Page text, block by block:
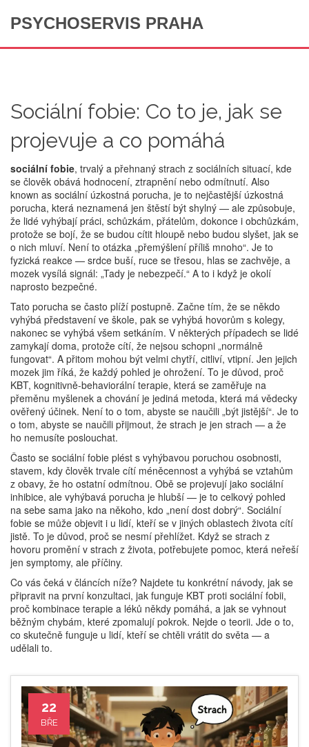
PSYCHOSERVIS PRAHA
Sociální fobie: Co to je, jak se
projevuje a co pomáhá
sociální fobie, trvalý a přehnaný strach z sociálních situací, kde
se člověk obává hodnocení, ztrapnění nebo odmítnutí. Also
known as sociální úzkostná porucha, je to nejčastější úzkostná
porucha, která neznamená jen štěstí být shylný — ale způsobuje,
že lidé vyhýbají práci, schůzkám, přátelům, dokonce i obchůzkám,
protože se bojí, že se budou cítit hloupě nebo budou slyšet, jak se
o nich mluví. Není to otázka „přemýšlení příliš mnoho“. Je to
fyzická reakce — srdce buší, ruce se třesou, hlas se zachvěje, a
mozek vysílá signál: „Tady je nebezpečí.“ A to i když je okolí
naprosto bezpečné.
Tato porucha se často plíží postupně. Začne tím, že se někdo
vyhýbá představení ve škole, pak se vyhýbá hovorům s kolegy,
nakonec se vyhýbá všem setkáním. V některých případech se lidé
zamykají doma, protože cítí, že nejsou schopni „normálně
fungovat“. A přitom mohou být velmi chytří, citliví, vtipní. Jen jejich
mozek jim říká, že každý pohled je ohrožení. To je důvod, proč
KBT, kognitivně-behaviorální terapie, která se zaměřuje na
přeměnu myšlenek a chování je jediná metoda, která má vědecky
ověřený účinek. Není to o tom, abyste se naučili „být jistější“. Je to
o tom, abyste se naučili přijmout, že strach je jen strach — a že
ho nemusíte poslouchat.
Často se sociální fobie plést s vyhýbavou poruchou osobnosti,
stavem, kdy člověk trvale cítí méněcennost a vyhýbá se vztahům
z obavy, že ho ostatní odmítnou. Obě se projevují jako sociální
inhibice, ale vyhýbavá porucha je hlubší — je to celkový pohled
na sebe sama jako na někoho, kdo „není dost dobrý“. Sociální
fobie se může objevit i u lidí, kteří se v jiných oblastech života cítí
jistě. To je důvod, proč se nesmí přehlížet. Když se strach z
hovoru promění v strach z života, potřebujete pomoc, která neřeší
jen symptomy, ale příčiny.
Co vás čeká v článcích níže? Najdete tu konkrétní návody, jak se
připravit na první konzultaci, jak funguje KBT proti sociální fobii,
proč kombinace terapie a léků někdy pomáhá, a jak se vyhnout
běžným chybám, které zpomalují pokrok. Nejde o teorii. Jde o to,
co skutečně funguje u lidí, kteří se chtěli vrátit do světa — a
udělali to.
22
BŘE